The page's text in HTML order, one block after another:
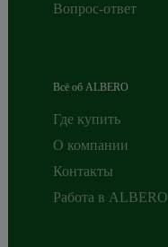
Вопрос-ответ
Всё об ALBERO
Где купить
О компании
Контакты
Работа в ALBERO